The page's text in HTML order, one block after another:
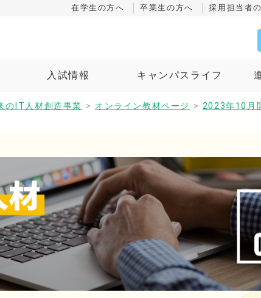
在学生の方へ 卒業生の方へ 採用担当者
入試情報 キャンパスライフ
のIT人材創造事業 > オンライン教材ページ > 2023年10月